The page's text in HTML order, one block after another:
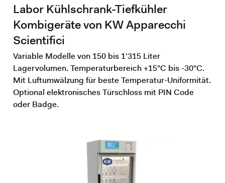
Labor Kühlschrank-Tiefkühler
Kombigeräte von KW Apparecchi
Scientifici
Variable Modelle von 150 bis 1'315 Liter
Lagervolumen. Temperaturbereich +15°C bis -30°C.
Mit Luftumwälzung für beste Temperatur-Uniformität.
Optional elektronisches Türschloss mit PIN Code
oder Badge.